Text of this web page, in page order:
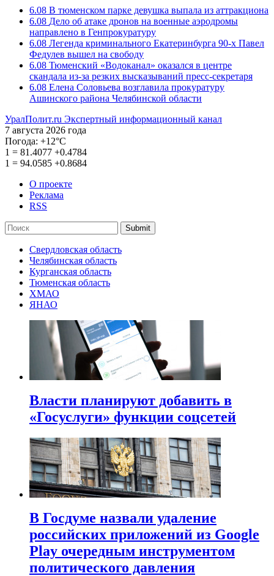
6.08 В тюменском парке девушка выпала из аттракциона
6.08 Дело об атаке дронов на военные аэродромы
направлено в Генпрокуратуру
6.08 Легенда криминального Екатеринбурга 90-х Павел
Федулев вышел на свободу
6.08 Тюменский «Водоканал» оказался в центре
скандала из-за резких высказываний пресс-секретаря
6.08 Елена Соловьева возглавила прокуратуру
Ашинского района Челябинской области
УралПолит.ru Экспертный информационный канал
7 августа 2026 года
Погода: +12°С
1 = 81.4077 +0.4784
1 = 94.0585 +0.8684
О проекте
Реклама
RSS
Submit
Свердловская область
Челябинская область
Курганская область
Тюменская область
ХМАО
ЯНАО
Власти планируют добавить в
«Госуслуги» функции соцсетей
В Госдуме назвали удаление
российских приложений из Google
Play очередным инструментом
политического давления